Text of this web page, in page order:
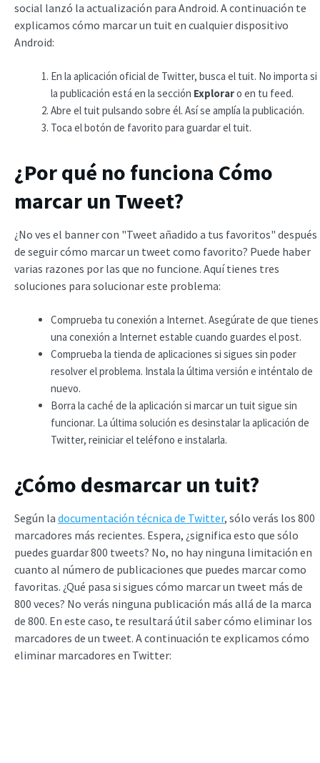
social lanzó la actualización para Android. A continuación te
explicamos cómo marcar un tuit en cualquier dispositivo
Android:
En la aplicación oficial de Twitter, busca el tuit. No importa si
la publicación está en la sección Exploraro en tu feed.
Abre el tuit pulsando sobre él. Así se amplía la publicación.
Toca el botón de favorito para guardar el tuit.
¿Por qué no funciona Cómo
marcar un Tweet?
¿No ves el banner con "Tweet añadido a tus favoritos" después
de seguir cómo marcar un tweet como favorito? Puede haber
varias razones por las que no funcione. Aquí tienes tres
soluciones para solucionar este problema:
Comprueba tu conexión a Internet. Asegúrate de que tienes
una conexión a Internet estable cuando guardes el post.
Comprueba la tienda de aplicaciones si sigues sin poder
resolver el problema. Instala la última versión e inténtalo de
nuevo.
Borra la caché de la aplicación si marcar un tuit sigue sin
funcionar. La última solución es desinstalar la aplicación de
Twitter, reiniciar el teléfono e instalarla.
¿Cómo desmarcar un tuit?
Según la documentación técnica de Twitter, sólo verás los 800
marcadores más recientes. Espera, ¿significa esto que sólo
puedes guardar 800 tweets? No, no hay ninguna limitación en
cuanto al número de publicaciones que puedes marcar como
favoritas. ¿Qué pasa si sigues cómo marcar un tweet más de
800 veces? No verás ninguna publicación más allá de la marca
de 800. En este caso, te resultará útil saber cómo eliminar los
marcadores de un tweet. A continuación te explicamos cómo
eliminar marcadores en Twitter: